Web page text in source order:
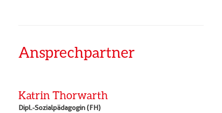
Ansprechpartner
Katrin Thorwarth
Dipl.-Sozialpädagogin (FH)